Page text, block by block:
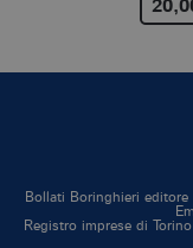
Bollati Boringhieri
Registro imprese di